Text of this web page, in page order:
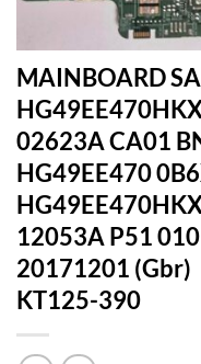
MAINBOARD
02623A CA01
HG49EE470
12053A P51
20171201
KT125-390